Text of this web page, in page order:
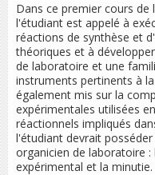
Dans ce premier cours
l'étudiant est appelé à
réactions de synthèse et
théoriques et à
de laboratoire et une
instruments pertinents à
également mis sur la
expérimentales utilisées
réactionnels impliqués
l'étudiant devrait
organicien de laboratoire
expérimental et la minutie.